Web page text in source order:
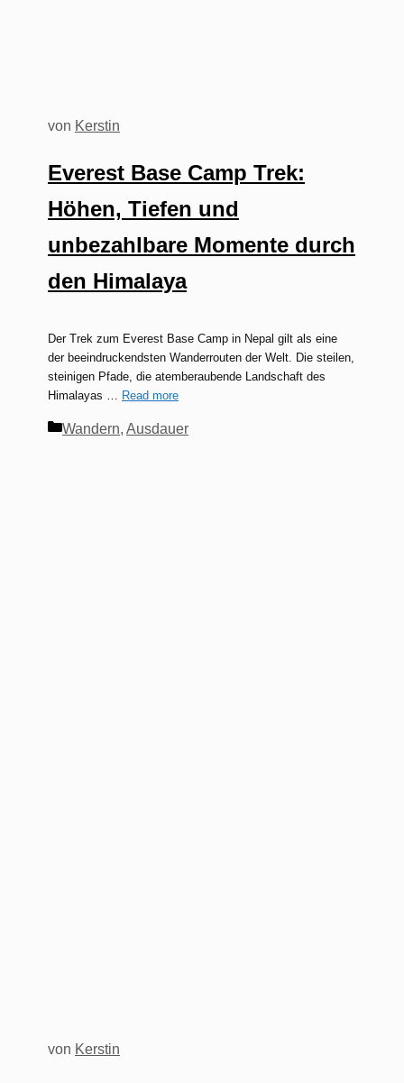
Everest Base Camp Trek:
Höhen, Tiefen und
unbezahlbare Momente durch
den Himalaya
von Kerstin
Der Trek zum Everest Base Camp in Nepal gilt als eine
der beeindruckendsten Wanderrouten der Welt. Die steilen,
steinigen Pfade, die atemberaubende Landschaft des
Himalayas … Read more
Kategorien
Wandern, Ausdauer
von Kerstin